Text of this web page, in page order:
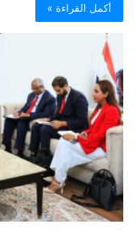
أكمل القراءة »